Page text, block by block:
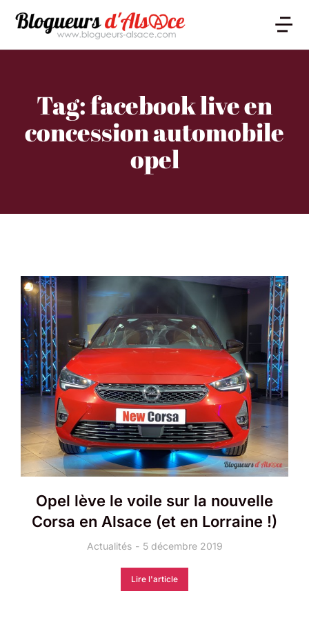
Tag: facebook live en
concession automobile
opel
Opel lève le voile sur la nouvelle
Corsa en Alsace (et en Lorraine !)
Actualités 5 décembre 2019
Lire l'article